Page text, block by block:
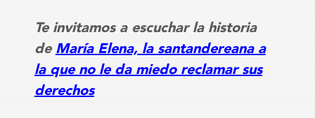
Te invitamos a escuchar la historia
de María Elena, la santandereana a
la que no le da miedo reclamar sus
derechos